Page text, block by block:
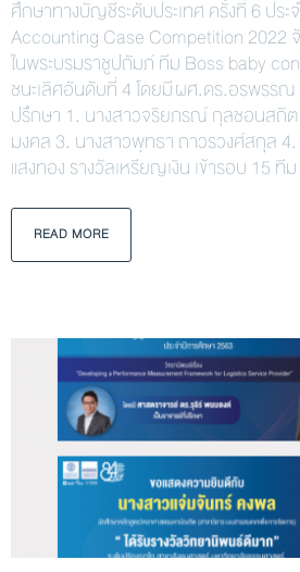
ศึกษาทางบัญชีระดับประเทศ ครั้งที่ 6 ประ
Accounting Case Competition
ในพระบรมราชูปถัมภ์ ทีม Boss baby
ชนะเลิศอันดับที่ 4 โดยมี ผศ.ดร.อรพรรณ
ปรึกษา 1. นางสาวจริยภรณ์ กุลชอนสถิ
มงคล 3. นางสาวพุทธา ถาวรวงศ์สกุล
แสงทอง รางวัลเหรียญเงิน เข้ารอบ 15
READ MORE